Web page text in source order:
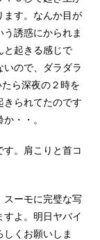
ます。なんか目が
誘惑にかられま
と起きる感じで
ので、ダラダラ
ら深夜の２時を
きられてたのです
・・。
。肩こりと首コ
スーモに完璧な写
よ。明日ヤバイ
くお願いしま